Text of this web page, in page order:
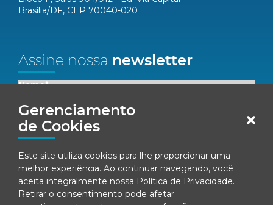
Gerenciamento
de Cookies
Este site utiliza cookies para lhe proporcionar uma
melhor experiência. Ao continuar navegando, você
aceita integralmente nossa Política de Privacidade.
Retirar o consentimento pode afetar
Brasília/DF, CEP 70040-020
Assine nossa newsletter
Nome*
Email*
Concordo em receber comunicações da Fenacon.
Cadastrar